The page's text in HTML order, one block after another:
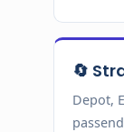
🔄
Depot,